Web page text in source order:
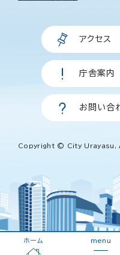
ホーム menu
アクセス
庁舎案内
お問い合
Copyright © City Urayasu,